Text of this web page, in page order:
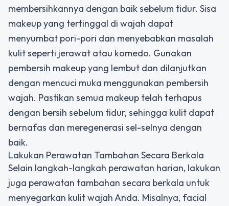
membersihkannya dengan baik sebelum tidur. Sisa
makeup yang tertinggal di wajah dapat
menyumbat pori-pori dan menyebabkan masalah
kulit seperti jerawat atau komedo. Gunakan
pembersih makeup yang lembut dan dilanjutkan
dengan mencuci muka menggunakan pembersih
wajah. Pastikan semua makeup telah terhapus
dengan bersih sebelum tidur, sehingga kulit dapat
bernafas dan meregenerasi sel-selnya dengan
baik.
Lakukan Perawatan Tambahan Secara Berkala
Selain langkah-langkah perawatan harian, lakukan
juga perawatan tambahan secara berkala untuk
menyegarkan kulit wajah Anda. Misalnya, facial